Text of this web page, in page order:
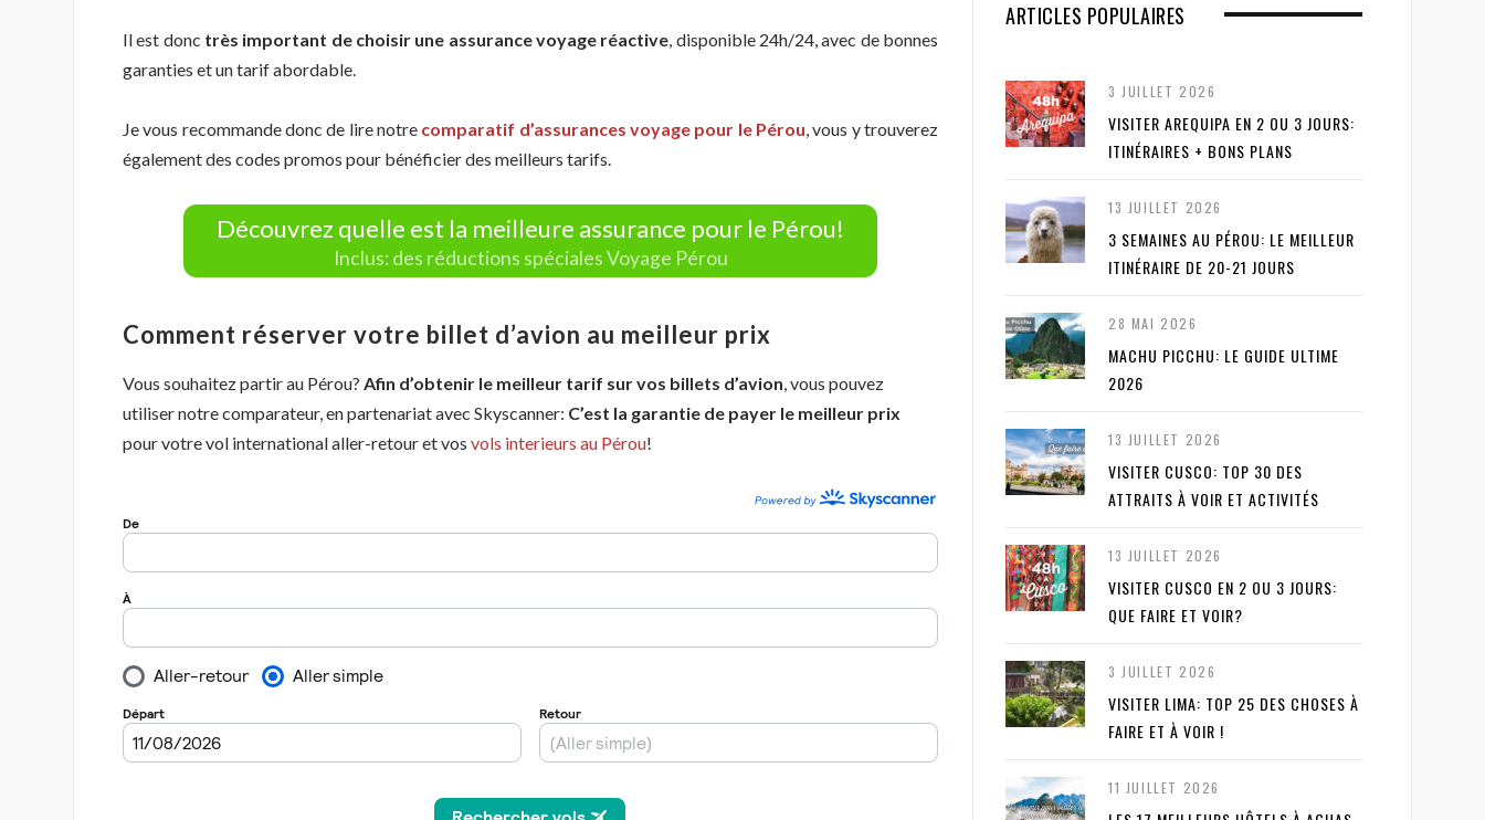
Il est donc très important de choisir une assurance voyage réactive , disponible 24h/24, avec de bonnes
garanties et un tarif abordable.
Je vous recommande donc de lire notre comparatif d’assurances voyage pour le Pérou, vous y trouverez
également des codes promos pour bénéficier des meilleurs tarifs.
Découvrez quelle est la meilleure assurance pour le Pérou!
Inclus: des réductions spéciales Voyage Pérou
Comment réserver votre billet d’avion au meilleur prix
Vous souhaitez partir au Pérou? Afin d’obtenir le meilleur tarif sur vos billets d’avion, vous pouvez
utiliser notre comparateur, en partenariat avec Skyscanner: C’est la garantie de payer le meilleur prix
pour votre vol international aller-retour et vos vols interieurs au Pérou!
ARTICLES POPULAIRES
3 JUILLET 2026
VISITER AREQUIPA EN 2 OU 3 JOURS:
ITINÉRAIRES + BONS PLANS
13 JUILLET 2026
3 SEMAINES AU PÉROU: LE MEILLEUR
ITINÉRAIRE DE 20-21 JOURS
28 MAI 2026
MACHU PICCHU: LE GUIDE ULTIME
2026
13 JUILLET 2026
VISITER CUSCO: TOP 30 DES
ATTRAITS À VOIR ET ACTIVITÉS
13 JUILLET 2026
VISITER CUSCO EN 2 OU 3 JOURS:
QUE FAIRE ET VOIR?
3 JUILLET 2026
VISITER LIMA: TOP 25 DES CHOSES À
FAIRE ET À VOIR !
11 JUILLET 2026